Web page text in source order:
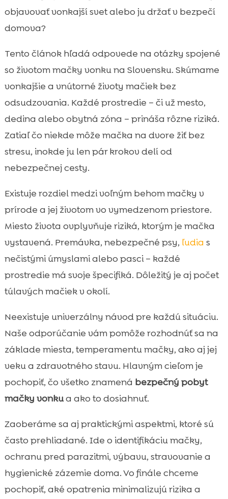
Bezpečnostné riziká: autá, psy, ľudia a
pasce v okolí
Zdravotné riziká vonku: parazity, vírusy a
Počasie na Slovensku a sezónne výzvy pre
mačku vonku
Vplyv na prírodu a okolie: vtáky, drobné
zvieratá a susedské vzťahy
 Právne a praktické povinnosti: čip,
registrácia a identifikácia

Ako pripraviť mačku na pobyt vonku
 Alternatívy k voľnému pohybu:
zabezpečený dvor, catio a venčenie na
postroji
Kŕmenie vonkajšej mačky: energia,
hydratácia a rutiny
CricksyCat krmivo pre mačky: praktická
voľba pre vonkajšie aj vnútorné mačky
 Hygiena doma pri mačke, ktorá chodí von:
Ako spoznáme, že našej mačke vonkajší
život nesedí
 Záver
 FAQ
objavovať vonkajší svet alebo ju držať v bezpečí
domova?
Tento článok hľadá odpovede na otázky spojené
so životom mačky vonku na Slovensku. Skúmame
vonkajšie a vnútorné životy mačiek bez
odsudzovania. Každé prostredie – či už mesto,
dedina alebo obytná zóna – prináša rôzne riziká.
Zatiaľ čo niekde môže mačka na dvore žiť bez
stresu, inokde ju len pár krokov delí od
nebezpečnej cesty.
Existuje rozdiel medzi voľným behom mačky v
prírode a jej životom vo vymedzenom priestore.
Miesto života ovplyvňuje riziká, ktorým je mačka
vystavená. Premávka, nebezpečné psy, ľudia s
nečistými úmyslami alebo pasci – každé
prostredie má svoje špecifiká. Dôležitý je aj počet
túlavých mačiek v okolí.
Neexistuje univerzálny návod pre každú situáciu.
Naše odporúčanie vám pomôže rozhodnúť sa na
základe miesta, temperamentu mačky, ako aj jej
veku a zdravotného stavu. Hlavným cieľom je
pochopiť, čo všetko znamená bezpečný pobyt
mačky vonkua ako to dosiahnuť.
Zaoberáme sa aj praktickými aspektmi, ktoré sú
často prehliadané. Ide o identifikáciu mačky,
ochranu pred parazitmi, výbavu, stravovanie a
hygienické zázemie doma. Vo finále chceme
pochopiť, aké opatrenia minimalizujú rizika a